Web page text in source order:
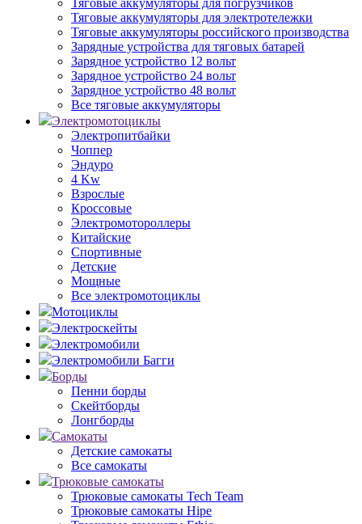
Тяговые аккумуляторы для погрузчиков
Тяговые аккумуляторы для электротележки
Тяговые аккумуляторы российского производства
Зарядные устройства для тяговых батарей
Зарядное устройство 12 вольт
Зарядное устройство 24 вольт
Зарядное устройство 48 вольт
Все тяговые аккумуляторы
Электромотоциклы
Электропитбайки
Чоппер
Эндуро
4 Kw
Взрослые
Кроссовые
Электромотороллеры
Китайские
Спортивные
Детские
Мощные
Все электромотоциклы
Мотоциклы
Электроскейты
Электромобили
Электромобили Багги
Борды
Пенни борды
Скейтборды
Лонгборды
Самокаты
Детские самокаты
Все самокаты
Трюковые самокаты
Трюковые самокаты Tech Team
Трюковые самокаты Hipe